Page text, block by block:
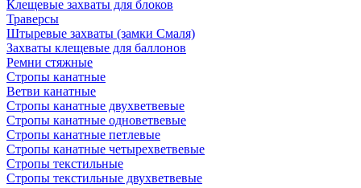
Клещевые захваты для блоков
Траверсы
Штыревые захваты (замки Смаля)
Захваты клещевые для баллонов
Ремни стяжные
Стропы канатные
Ветви канатные
Стропы канатные двухветвевые
Стропы канатные одноветвевые
Стропы канатные петлевые
Стропы канатные четырехветвевые
Стропы текстильные
Стропы текстильные двухветвевые